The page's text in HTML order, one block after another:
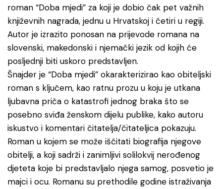
roman “Doba mjedi” za koji je dobio čak pet važnih
književnih nagrada, jednu u Hrvatskoj i četiri u regiji.
Autor je izrazito ponosan na prijevode romana na
slovenski, makedonski i njemački jezik od kojih će
posljednji biti uskoro predstavljen.
Šnajder je “Doba mjedi” okarakterizirao kao obiteljski
roman s ključem, kao ratnu prozu u koju je utkana
ljubavna priča o katastrofi jednog braka što se
posebno sviđa ženskom dijelu publike, kako autoru
iskustvo i komentari čitatelja/čitateljica pokazuju.
Roman u kojem se može iščitati biografija njegove
obitelji, a koji sadrži i zanimljivi solilokvij nerođenog
djeteta koje bi predstavljalo njega samog, posvetio je
majci i ocu. Romanu su prethodile godine istraživanja